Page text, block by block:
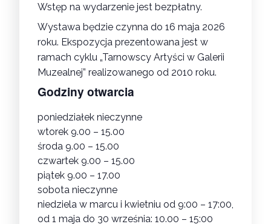
Wstęp na wydarzenie jest bezpłatny.
Wystawa będzie czynna do 16 maja 2026
roku. Ekspozycja prezentowana jest w
ramach cyklu „Tarnowscy Artyści w Galerii
Muzealnej” realizowanego od 2010 roku.
Godziny otwarcia
poniedziałek nieczynne
wtorek 9.00 – 15.00
środa 9.00 – 15.00
czwartek 9.00 – 15.00
piątek 9.00 – 17.00
sobota nieczynne
niedziela w marcu i kwietniu od 9:00 – 17:00,
od 1 maja do 30 września: 10.00 – 15:00